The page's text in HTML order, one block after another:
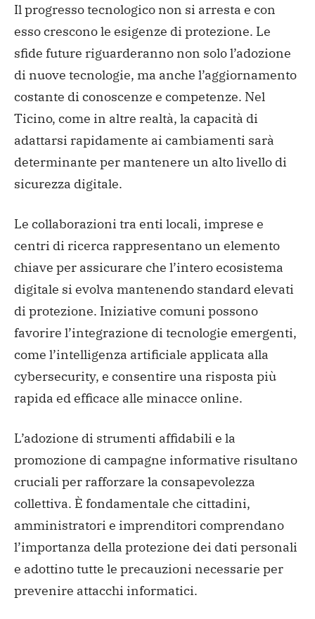
Il progresso tecnologico non si arresta e con
esso crescono le esigenze di protezione. Le
sfide future riguarderanno non solo l’adozione
di nuove tecnologie, ma anche l’aggiornamento
costante di conoscenze e competenze. Nel
Ticino, come in altre realtà, la capacità di
adattarsi rapidamente ai cambiamenti sarà
determinante per mantenere un alto livello di
sicurezza digitale.
Le collaborazioni tra enti locali, imprese e
centri di ricerca rappresentano un elemento
chiave per assicurare che l’intero ecosistema
digitale si evolva mantenendo standard elevati
di protezione. Iniziative comuni possono
favorire l’integrazione di tecnologie emergenti,
come l’intelligenza artificiale applicata alla
cybersecurity, e consentire una risposta più
rapida ed efficace alle minacce online.
L’adozione di strumenti affidabili e la
promozione di campagne informative risultano
cruciali per rafforzare la consapevolezza
collettiva. È fondamentale che cittadini,
amministratori e imprenditori comprendano
l’importanza della protezione dei dati personali
e adottino tutte le precauzioni necessarie per
prevenire attacchi informatici.